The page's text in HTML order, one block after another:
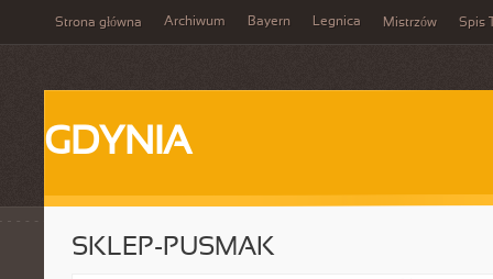
Strona główna Archiwum Bayern Legnica Mistrzów Spis
GDYNIA
SKLEP-PUSMAK